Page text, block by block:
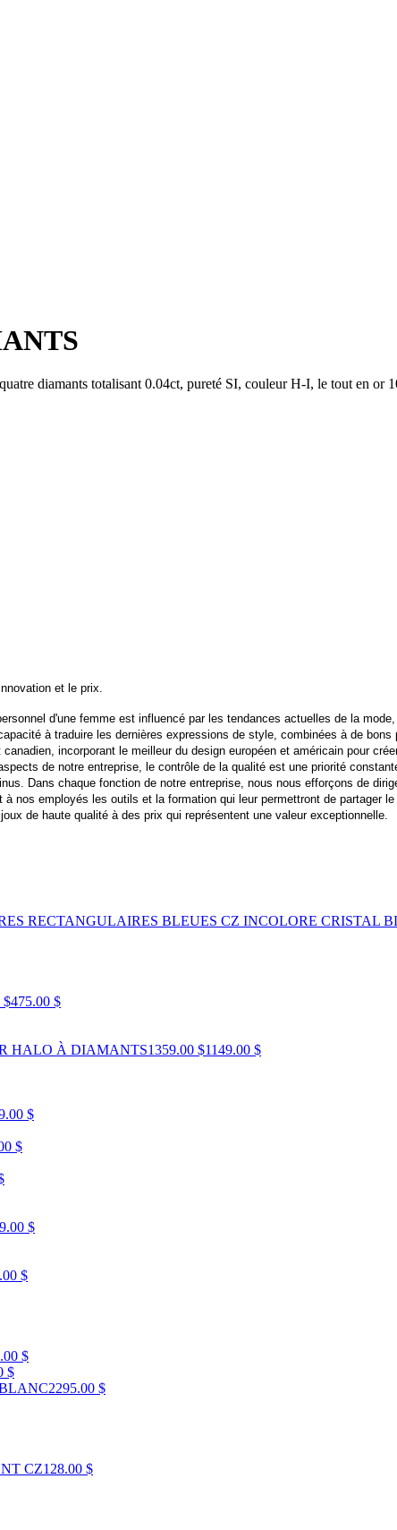
diamants totalisant 0.04ct, pureté SI, couleur H-I, le tout en or
et le prix.
d'une femme est influencé par les tendances actuelles de la
à traduire les dernières expressions de style, combinées à de
incorporant le meilleur du design européen et américain pour
de notre entreprise, le contrôle de la qualité est une priorité
Dans chaque fonction de notre entreprise, nous nous efforçons de
nos employés les outils et la formation qui leur permettront de partager
de haute qualité à des prix qui représentent une valeur exceptionnelle.
RECTANGULAIRES BLEUES CZ INCOLORE CRISTAL
$475.00 $
HALO À DIAMANTS1359.00 $1149.00 $
$
$
$
$
$
$
2295.00 $
CZ128.00 $